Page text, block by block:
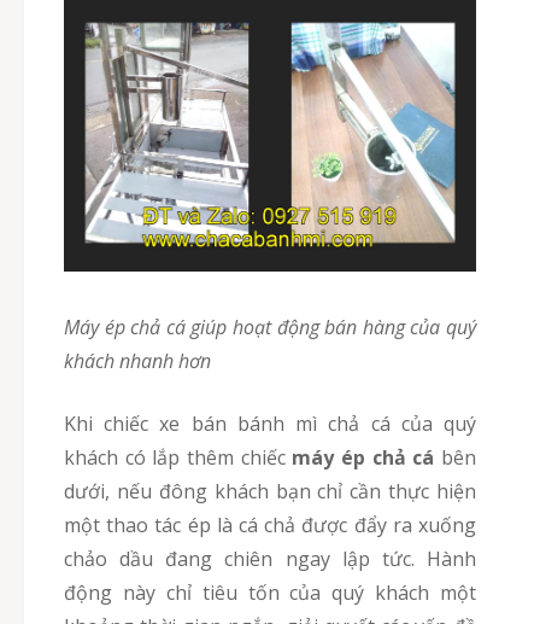
Máy ép chả cá giúp hoạt động bán hàng của quý
khách nhanh hơn
Khi chiếc xe bán bánh mì chả cá của quý
khách có lắp thêm chiếc máy ép chả cá bên
dưới, nếu đông khách bạn chỉ cần thực hiện
một thao tác ép là cá chả được đẩy ra xuống
chảo dầu đang chiên ngay lập tức. Hành
động này chỉ tiêu tốn của quý khách một